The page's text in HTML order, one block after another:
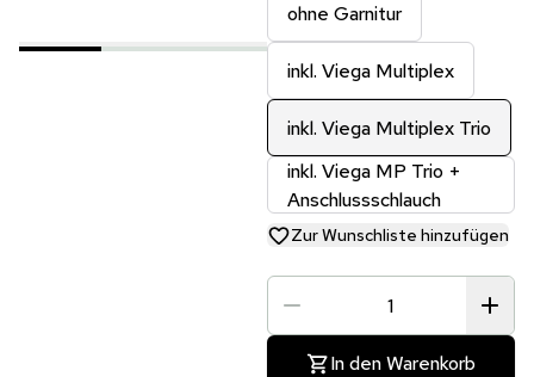
ohne Garnitur
inkl. Viega Multiplex
inkl. Viega Multiplex Trio
inkl. Viega MP Trio +
Anschlussschlauch
Zur Wunschliste hinzufügen
In den Warenkorb